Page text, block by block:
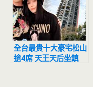
全台最貴十大豪宅松山
搶4席 天王天后坐鎮